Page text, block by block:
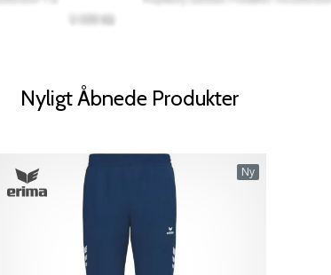
Nyligt Åbnede Produkter
Ny